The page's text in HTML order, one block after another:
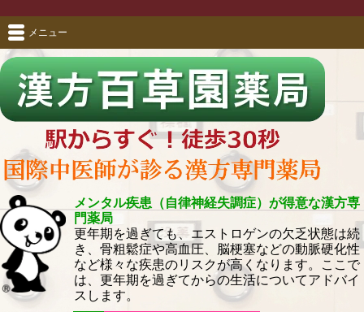
メンタル疾患（自律神経失調症）が得意な漢方専
門薬局
更年期を過ぎても、エストロゲンの欠乏状態は続
き、骨粗鬆症や高血圧、脳梗塞などの動脈硬化性
など様々な疾患のリスクが高くなります。ここで
は、更年期を過ぎてからの生活についてアドバイ
スします。
メニュー